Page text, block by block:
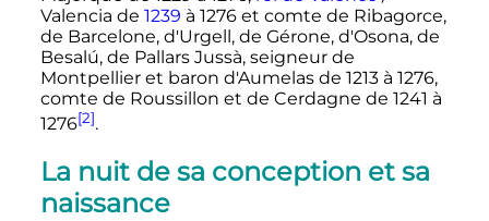
Valencia de 1239 à 1276 et comte de Ribagorce,
de Barcelone, d'Urgell, de Gérone, d'Osona, de
Besalú, de Pallars Jussà, seigneur de
Montpellier et baron d'Aumelas de 1213 à 1276,
comte de Roussillon et de Cerdagne de 1241 à
1276[2].
La nuit de sa conception et sa
naissance